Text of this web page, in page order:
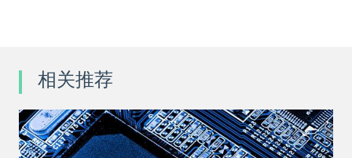
相关推荐